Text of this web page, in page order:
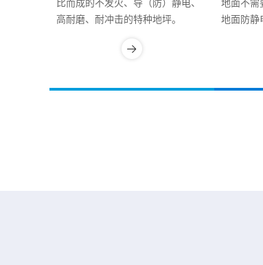
比而成的不发火、导（防）静电、
高耐磨、耐冲击的特种地坪。
地面不需
地面防静